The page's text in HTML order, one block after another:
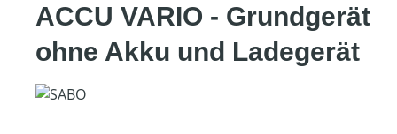
ACCU VARIO - Grundgerät
ohne Akku und Ladegerät